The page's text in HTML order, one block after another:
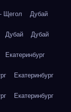
Щегол Дубай
Дубай Дубай
Екатеринбург
Екатеринбург
Екатеринбург